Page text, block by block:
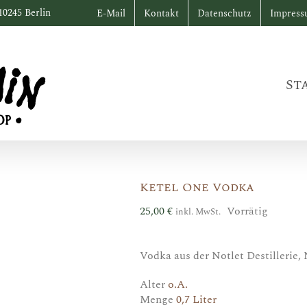
Berlin E-Mail Kontakt Datenschutz
Ketel One Vodka
25,00€ inkl. MwSt. Vorrätig
Vodka aus der Notlet Destillerie,
Altero.A.
Menge 0,7 Liter